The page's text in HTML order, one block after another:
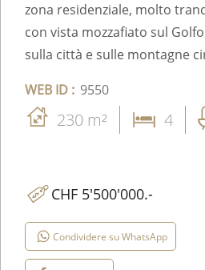
zona residenziale, molto
con vista mozzafiato sul
sulla città e sulle montagne
WEB ID : 9550
230 m² 4
CHF 5'500'000.-
Condividere su WhatsApp